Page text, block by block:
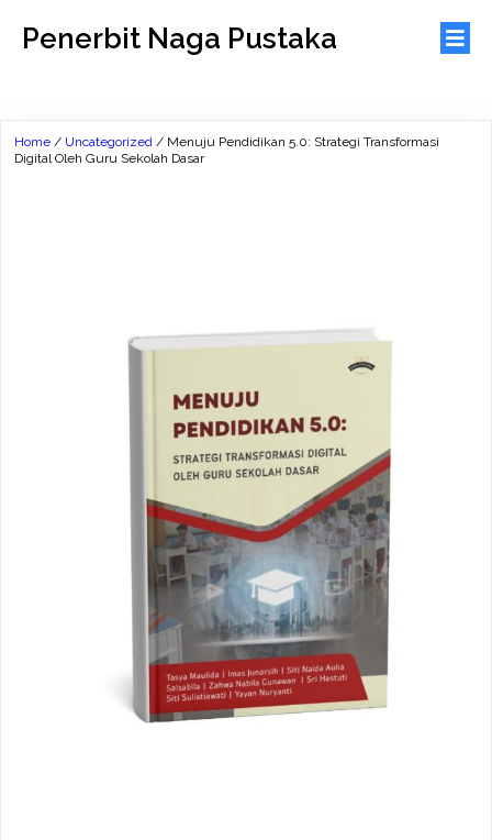
Penerbit Naga Pustaka
Home / Uncategorized / Menuju Pendidikan 5.0: Strategi Transformasi
Digital Oleh Guru Sekolah Dasar